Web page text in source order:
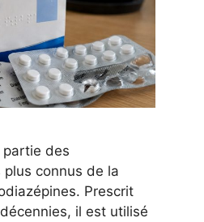
des
connus de la
Prescrit
il est utilisé